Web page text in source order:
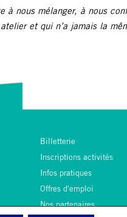
à nous mélanger, à nous
et qui n’a jamais la
Billetterie
Inscriptions activités
Infos pratiques
Offres d'emploi
Nos partenaires